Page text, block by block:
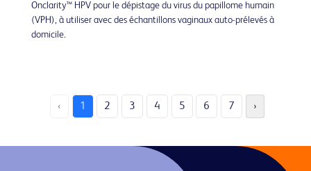
Onclarity™ HPV pour le dépistage du virus du papillome humain
(VPH), à utiliser avec des échantillons vaginaux auto-prélevés à
domicile.
‹ 1 2 3 4 5 6 7 ›